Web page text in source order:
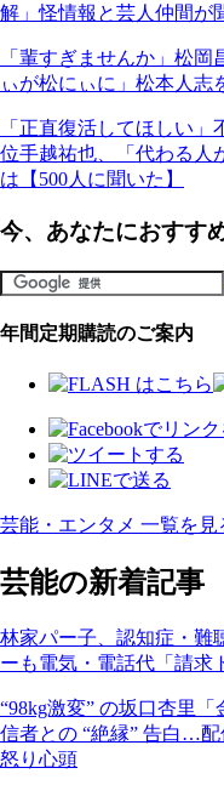
解」怪情報と芸人仲間が
「輩すぎませんか」松岡
ぃが松にぃに」松本人志
「正直復活してほしい
位手越祐也、「代わる人
は【500人に聞いた】
今、あなたにおすす
年間定期購読のご案内
芸能・エンタメ 一覧を見
芸能の新着記事
林家パー子、認知症・難
ーも電気・電話代「請求
“98kg激変” の坂口杏里
信者との “絶縁” 告白…
怒り心頭